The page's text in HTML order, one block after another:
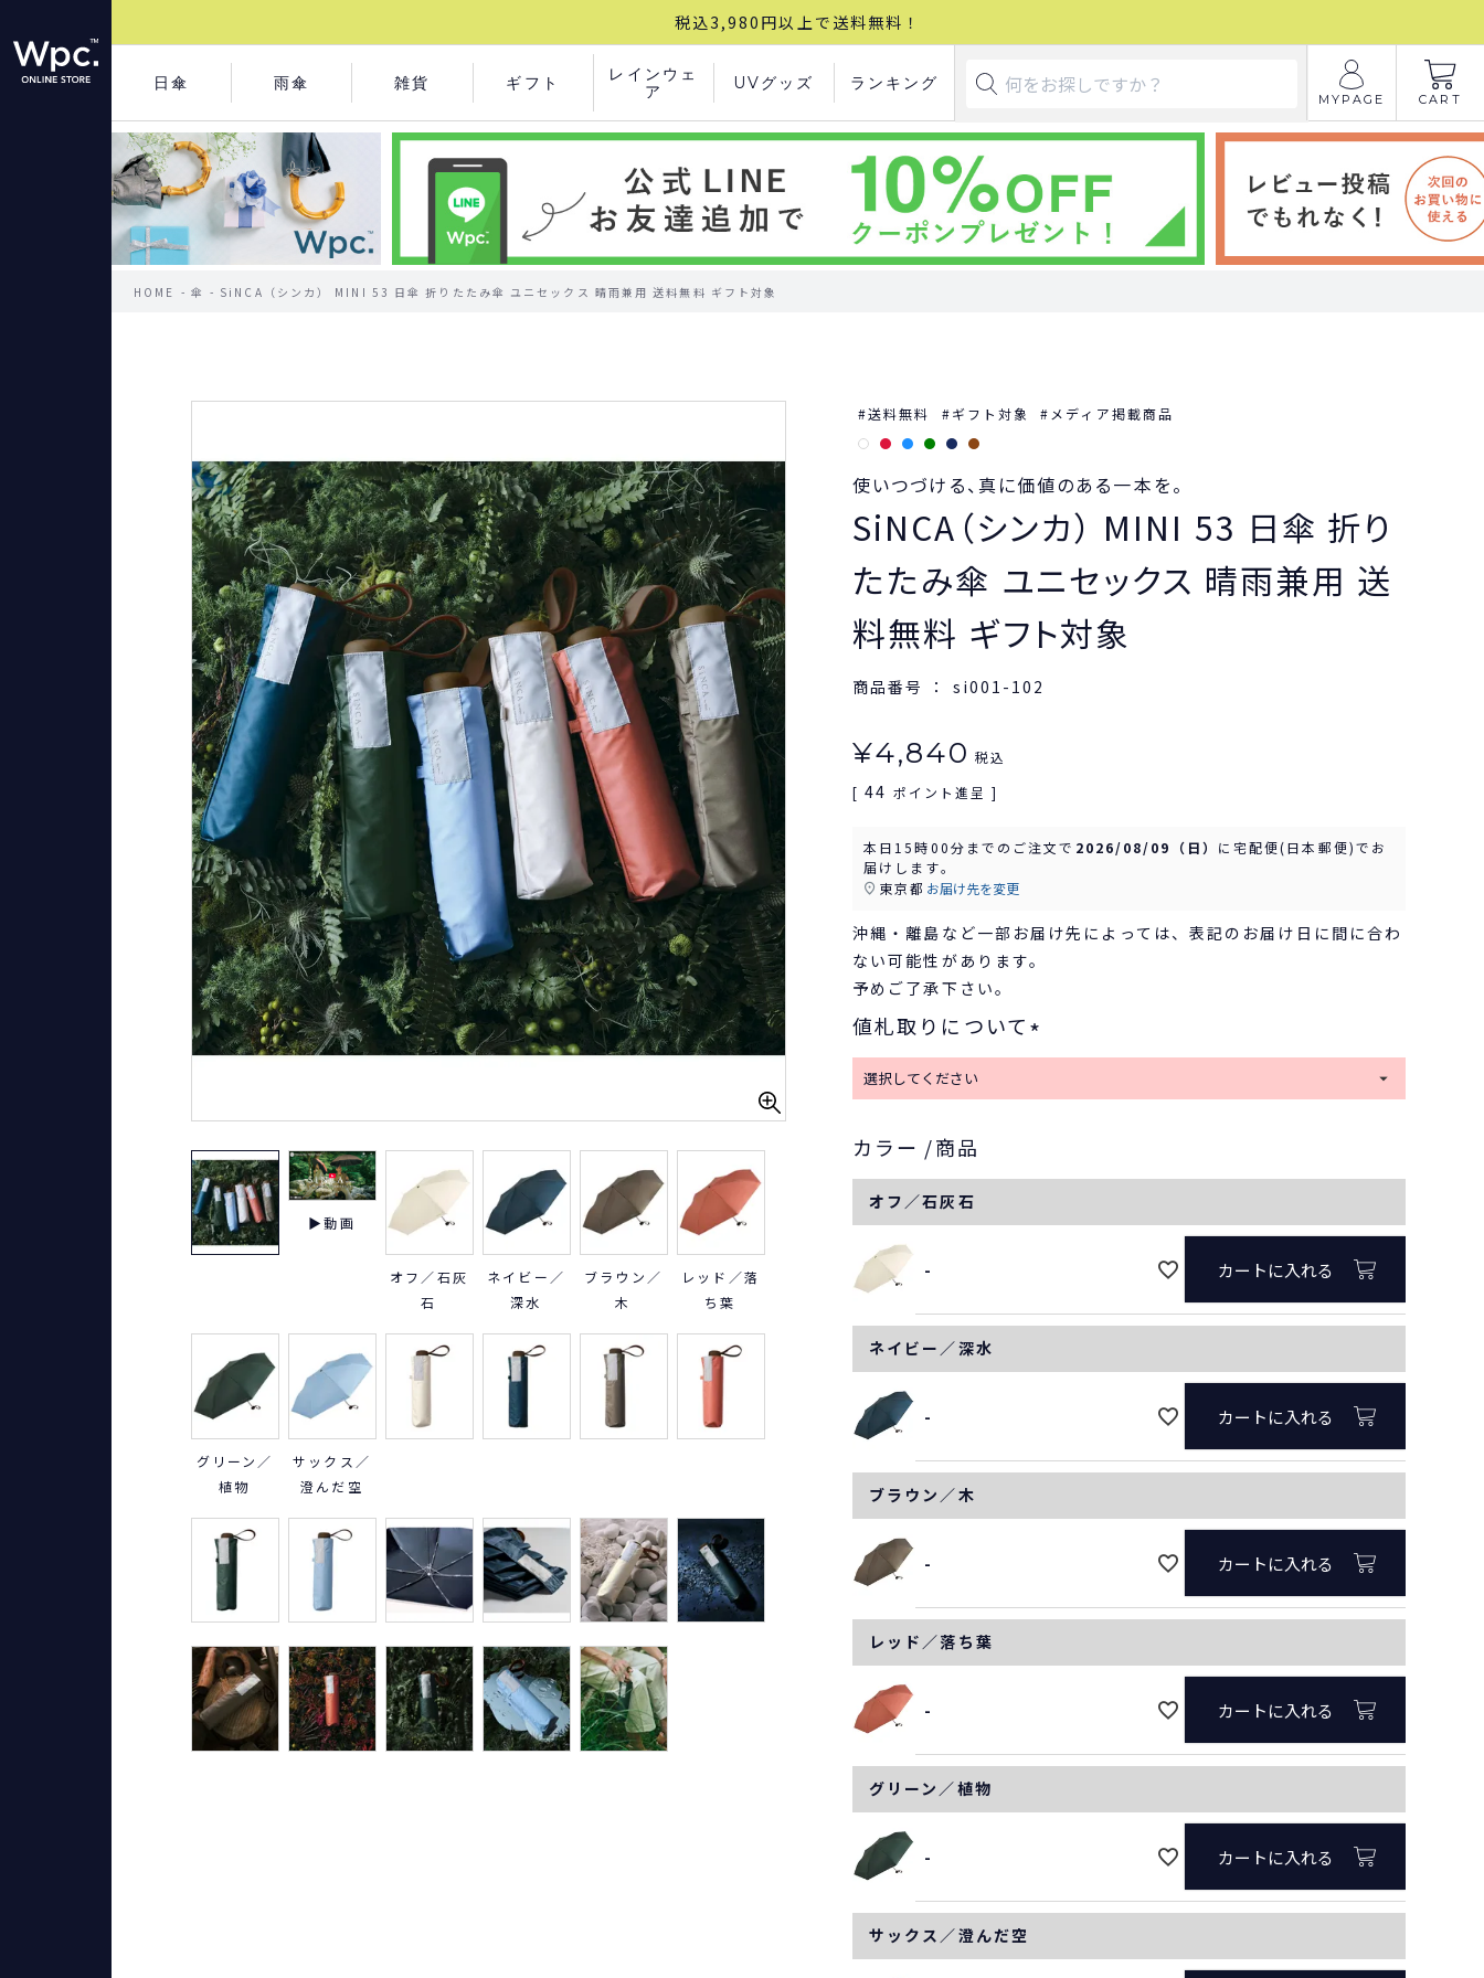
税込3,980円以上で送料無料！
日傘 雨傘 雑貨 ギフト
レインウェ
ア
UVグッズ ランキング
MYPAGE CART
HOME 傘 SiNCA（シンカ） MINI 53 日傘 折りたたみ傘 ユニセックス 晴雨兼用 送料無料 ギフト対象
▶動画
オフ／石灰
石
ネイビー／
深水
ブラウン／
木
レッド／落
ち葉
グリーン／
植物
サックス／
澄んだ空
送料無料 ギフト対象 メディア掲載商品
使いつづける、真に価値のある一本を。
SiNCA（シンカ） MINI 53 日傘 折り
たたみ傘 ユニセックス 晴雨兼用 送
料無料 ギフト対象
商品番号 si001-102
¥4,840 税込
[ 44 ポイント進呈 ]
本日15時00分 までのご注文で 2026/08/09（日） に 宅配便(日本郵便)でお
届けします。
東京都 お届け先を変更
沖縄・離島など一部お届け先によっては、表記のお届け日に間に合わ
ない可能性があります。
予めご了承下さい。
値札取りについて
(
必
カラー 商品
オフ／石灰石
- カートに入れる
ネイビー／深水
- カートに入れる
ブラウン／木
- カートに入れる
レッド／落ち葉
- カートに入れる
グリーン／植物
- カートに入れる
サックス／澄んだ空